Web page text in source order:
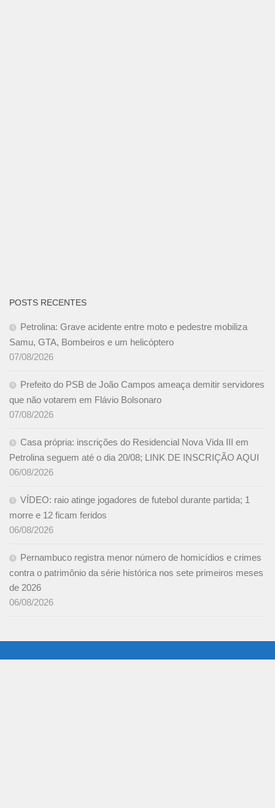
POSTS RECENTES
Petrolina: Grave acidente entre moto e pedestre mobiliza
Samu, GTA, Bombeiros e um helicóptero
07/08/2026
Prefeito do PSB de João Campos ameaça demitir servidores
que não votarem em Flávio Bolsonaro
07/08/2026
Casa própria: inscrições do Residencial Nova Vida III em
Petrolina seguem até o dia 20/08; LINK DE INSCRIÇÃO AQUI
06/08/2026
VÍDEO: raio atinge jogadores de futebol durante partida; 1
morre e 12 ficam feridos
06/08/2026
Pernambuco registra menor número de homicídios e crimes
contra o patrimônio da série histórica nos sete primeiros meses
de 2026
06/08/2026